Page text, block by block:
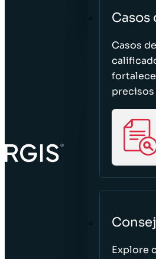
Casos
Casos
precisos
Explore